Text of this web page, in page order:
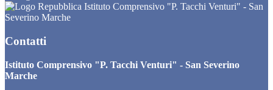
Istituto Comprensivo "P. Tacchi Venturi" - San
Severino Marche
Contatti
Istituto Comprensivo "P. Tacchi Venturi" - San Severino
Marche